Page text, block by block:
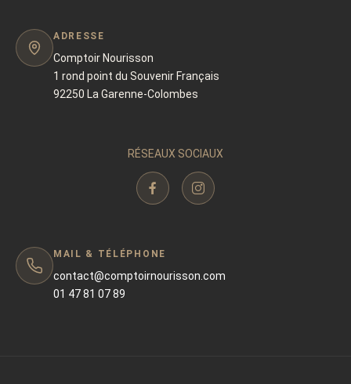
ADRESSE
Comptoir Nourisson
1 rond point du Souvenir Français
92250 La Garenne-Colombes
RÉSEAUX SOCIAUX
MAIL & TÉLÉPHONE
contact@comptoirnourisson.com
01 47 81 07 89